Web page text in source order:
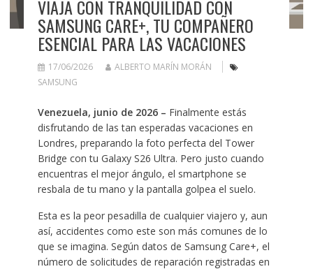
VIAJA CON TRANQUILIDAD CON
SAMSUNG CARE+, TU COMPAÑERO
ESENCIAL PARA LAS VACACIONES
17/06/2026
ALBERTO MARÍN MORÁN
SAMSUNG
Venezuela, junio de 2026 – Finalmente estás
disfrutando de las tan esperadas vacaciones en
Londres, preparando la foto perfecta del Tower
Bridge con tu Galaxy S26 Ultra. Pero justo cuando
encuentras el mejor ángulo, el smartphone se
resbala de tu mano y la pantalla golpea el suelo.
Esta es la peor pesadilla de cualquier viajero y, aun
así, accidentes como este son más comunes de lo
que se imagina. Según datos de Samsung Care+, el
número de solicitudes de reparación registradas en